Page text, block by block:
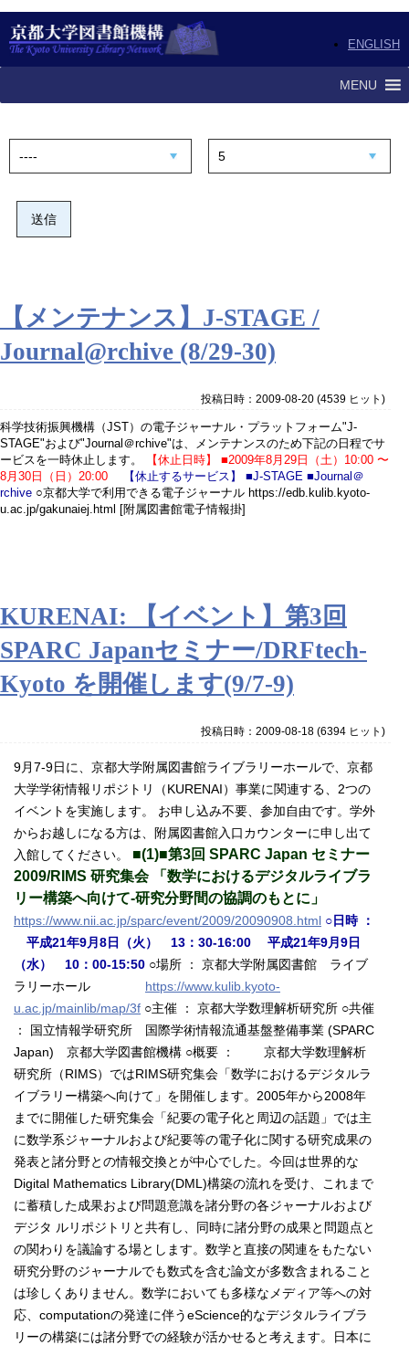
ENGLISH
MENU
【メンテナンス】J-STAGE /
Journal@rchive (8/29-30)
投稿日時：2009-08-20(4539 ヒット )
科学技術振興機構（JST）の電子ジャーナル・プラットフォーム"J-
STAGE"および"Journal＠rchive"は、メンテナンスのため下記の日程でサ
ービスを一時休止します。
【休止日時】 ■2009年8月29日（土）10:00 〜
8月30日（日）20:00
【休止するサービス】 ■J-STAGE ■Journal＠
rchive ○京都大学で利用できる電子ジャーナル https://edb.kulib.kyoto-
u.ac.jp/gakunaiej.html [附属図書館電子情報掛]
KURENAI: 【イベント】第3回
SPARC Japanセミナー/DRFtech-
Kyoto を開催します(9/7-9)
投稿日時：2009-08-18(6394 ヒット )
9月7-9日に、京都大学附属図書館ライブラリーホールで、京都
大学学術情報リポジトリ（KURENAI）事業に関連する、2つの
イベントを実施します。 お申し込み不要、参加自由です。学外
からお越しになる方は、附属図書館入口カウンターに申し出て
入館してください。 ■(1)■第3回 SPARC Japan セミナー
2009/RIMS 研究集会 「数学におけるデジタルライブラ
リー構築へ向けて-研究分野間の協調のもとに」
https://www.nii.ac.jp/sparc/event/2009/20090908.html ○日時 ：
平成21年9月8日（火） 13：30-16:00 平成21年9月9日
（水） 10：00-15:50 ○場所 ： 京都大学附属図書館 ライブ
ラリーホール https://www.kulib.kyoto-
u.ac.jp/mainlib/map/3f ○主催 ： 京都大学数理解析研究所 ○共催
： 国立情報学研究所 国際学術情報流通基盤整備事業 (SPARC
Japan) 京都大学図書館機構 ○概要 ： 京都大学数理解析
研究所（RIMS）ではRIMS研究集会「数学におけるデジタルラ
イブラリー構築へ向けて」を開催します。2005年から2008年
までに開催した研究集会「紀要の電子化と周辺の話題」では主
に数学系ジャーナルおよび紀要等の電子化に関する研究成果の
発表と諸分野との情報交換とが中心でした。今回は世界的な
Digital Mathematics Library(DML)構築の流れを受け、これまで
に蓄積した成果および問題意識を諸分野の各ジャーナルおよび
デジタ ルリポジトリと共有し、同時に諸分野の成果と問題点と
の関わりを議論する場とします。数学と直接の関連をもたない
研究分野のジャーナルでも数式を含む論文が多数含まれること
は珍しくありません。数学においても多様なメディア等への対
応、computationの発達に伴うeScience的なデジタルライブラ
リーの構築には諸分野での経験が活かせると考えます。日本に